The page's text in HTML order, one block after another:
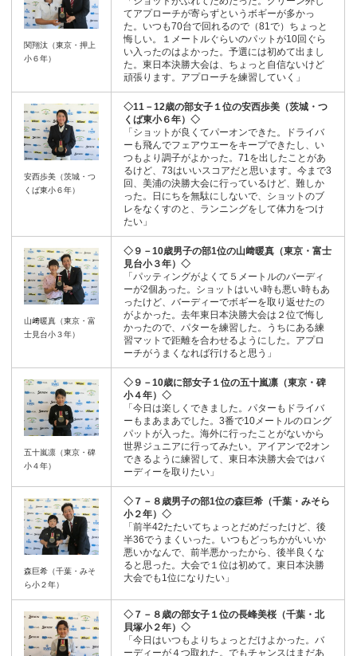
関翔汰（東京・押上
小６年）
てアプローチが寄らずというボギーが多かっ
た。いつも70台で回れるので（81で）ちょっと
悔しい。１メートルぐらいのパットが10回ぐら
い入ったのはよかった。予選には初めて出まし
た。東日本決勝大会は、ちょっと自信ないけど
頑張ります。アプローチを練習していく」
安西歩美（茨城・つ
くば東小６年）
◇11－12歳の部女子１位の安西歩美（茨城・つ
くば東小６年）◇
「ショットが良くてパーオンできた。ドライバ
ーも飛んでフェアウエーをキープできたし、い
つもより調子がよかった。71を出したことがあ
るけど、73はいいスコアだと思います。今まで3
回、美浦の決勝大会に行っているけど、難しか
った。日にちを無駄にしないで、ショットのブ
レをなくすのと、ランニングをして体力をつけ
たい」
山﨑暖真（東京・富
士見台小３年）
◇９－10歳男子の部1位の山﨑暖真（東京・富士
見台小３年）◇
「パッティングがよくて５メートルのバーディ
ーが2個あった。ショットはいい時も悪い時もあ
ったけど、バーディーでボギーを取り返せたの
がよかった。去年東日本決勝大会は２位で悔し
かったので、パターを練習した。うちにある練
習マットで距離を合わせるようにした。アプロ
ーチがうまくなれば行けると思う」
五十嵐凛（東京・碑
小４年）
◇９－10歳に部女子１位の五十嵐凛（東京・碑
小４年）◇
「今日は楽しくできました。パターもドライバ
ーもまあまあでした。3番で10メートルのロング
パットが入った。海外に行ったことがないから
世界ジュニアに行ってみたい。アイアンで2オン
できるように練習して、東日本決勝大会ではバ
ーディーを取りたい」
森巨希（千葉・みそ
ら小２年）
◇７－８歳男子の部1位の森巨希（千葉・みそら
小２年）◇
「前半42たたいてちょっとだめだったけど、後
半36でうまくいった。いつもどっちかがいいか
悪いかなんで、前半悪かったから、後半良くな
ると思った。大会で１位は初めて。東日本決勝
大会でも1位になりたい」
◇７－８歳の部女子１位の長峰美桜（千葉・北
貝塚小２年）◇
「今日はいつもよりちょっとだけよかった。バ
ーディーが４つ取れた。でもチャンスはまだあ